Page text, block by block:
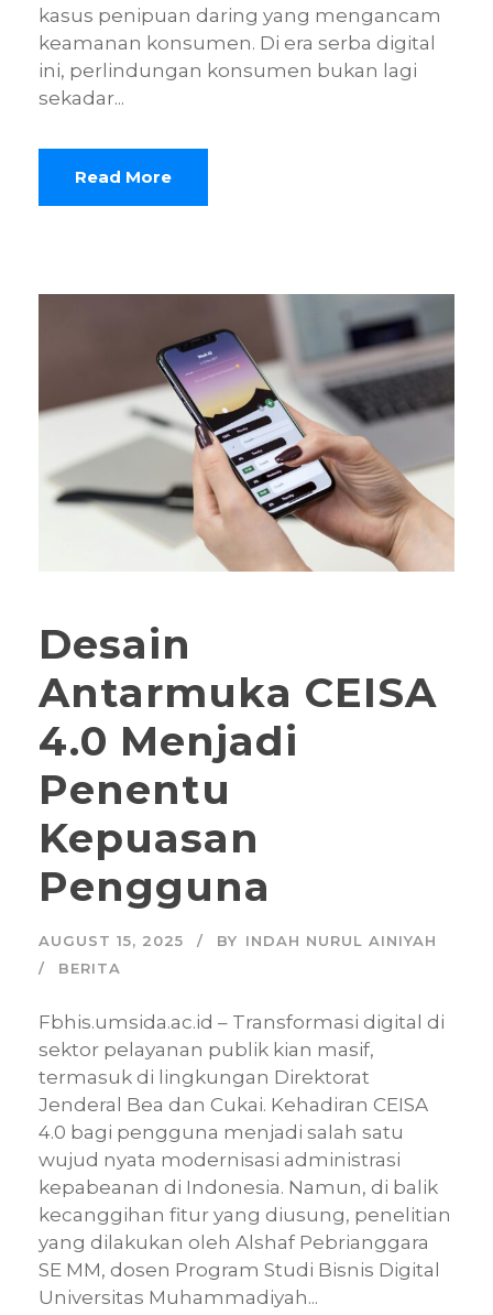
kasus penipuan daring yang mengancam
keamanan konsumen. Di era serba digital
ini, perlindungan konsumen bukan lagi
sekadar...
Read More
Desain
Antarmuka CEISA
4.0 Menjadi
Penentu
Kepuasan
Pengguna
AUGUST 15, 2025 BY INDAH NURUL AINIYAH
BERITA
Fbhis.umsida.ac.id – Transformasi digital di
sektor pelayanan publik kian masif,
termasuk di lingkungan Direktorat
Jenderal Bea dan Cukai. Kehadiran CEISA
4.0 bagi pengguna menjadi salah satu
wujud nyata modernisasi administrasi
kepabeanan di Indonesia. Namun, di balik
kecanggihan fitur yang diusung, penelitian
yang dilakukan oleh Alshaf Pebrianggara
SE MM, dosen Program Studi Bisnis Digital
Universitas Muhammadiyah...